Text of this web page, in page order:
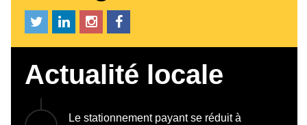
Actualité locale
Le stationnement payant se réduit à